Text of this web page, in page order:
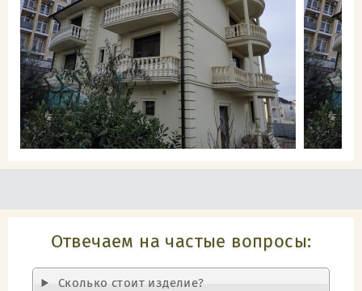
Отвечаем на частые вопросы:
Cколько стоит изделие?